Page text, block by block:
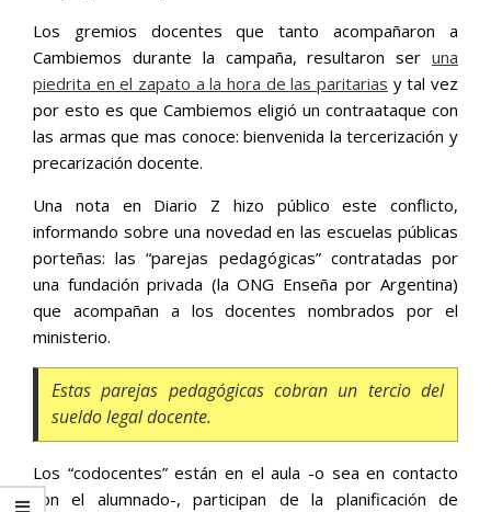
Los gremios docentes que tanto acompañaron a
Cambiemos durante la campaña, resultaron ser una
piedrita en el zapato a la hora de las paritarias y tal vez
por esto es que Cambiemos eligió un contraataque con
las armas que mas conoce: bienvenida la tercerización y
precarización docente.
Una nota en Diario Z hizo público este conflicto,
informando sobre una novedad en las escuelas públicas
porteñas: las “parejas pedagógicas” contratadas por
una fundación privada (la ONG Enseña por Argentina)
que acompañan a los docentes nombrados por el
ministerio.
Estas parejas pedagógicas cobran un tercio del
sueldo legal docente.
Los “codocentes” están en el aula -o sea en contacto
con el alumnado-, participan de la planificación de